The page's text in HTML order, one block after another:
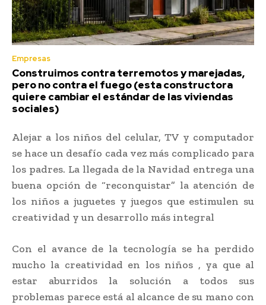
Empresas
Construimos contra terremotos y marejadas,
pero no contra el fuego (esta constructora
quiere cambiar el estándar de las viviendas
sociales)
Alejar a los niños del celular, TV y computador
se hace un desafío cada vez más complicado para
los padres. La llegada de la Navidad entrega una
buena opción de “reconquistar” la atención de
los niños a juguetes y juegos que estimulen su
creatividad y un desarrollo más integral
Con el avance de la tecnología se ha perdido
mucho la creatividad en los niños , ya que al
estar aburridos la solución a todos sus
problemas parece está al alcance de su mano con